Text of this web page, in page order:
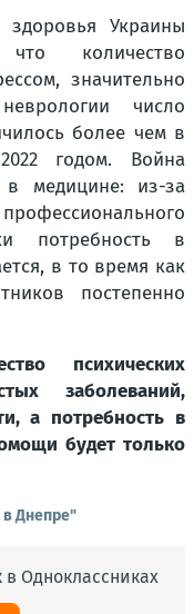
Украины
количество
значительно
число
более чем в
годом. Война
в медицине: из-за
потребность в
в то время как
постепенно
психических
заболеваний,
а потребность в
будет только
Днепре"
Одноклассниках